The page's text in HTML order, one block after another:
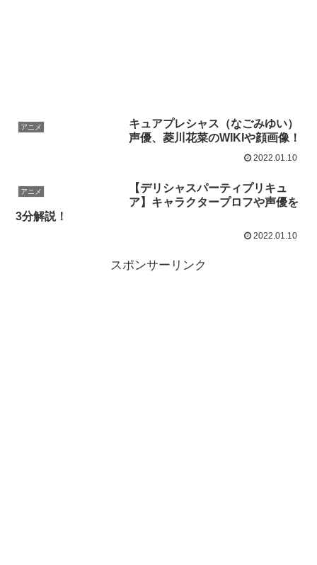
アニメ
キュアプレシャス（なごみゆい）
声優、菱川花菜のWIKIや顔画像！
2022.01.10
アニメ
【デリシャスパーティプリキュ
ア】キャラクタープロフや声優を
3分解説！
2022.01.10
スポンサーリンク